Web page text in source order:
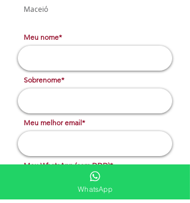
Maceió
Meu nome*
Sobrenome*
Meu melhor email*
Meu WhatsApp (com DDD)*
WhatsApp